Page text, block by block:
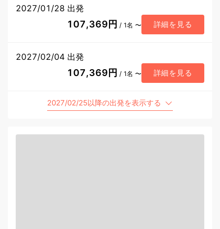
2027/01/28 出発
107,369円 / 1名 〜 詳細を見る
2027/02/04 出発
107,369円 / 1名 〜 詳細を見る
2027/02/25以降の出発を表示する